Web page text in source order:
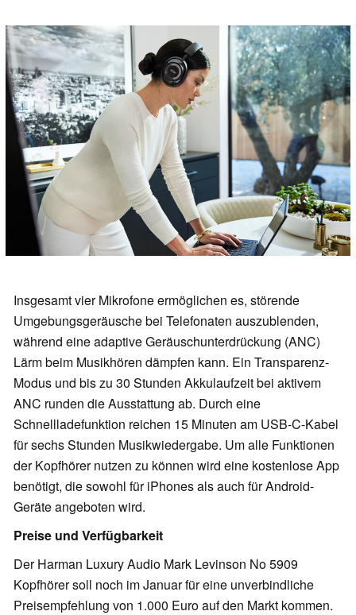
Insgesamt vier Mikrofone ermöglichen es, störende
Umgebungsgeräusche bei Telefonaten auszublenden,
während eine adaptive Geräuschunterdrückung (ANC)
Lärm beim Musikhören dämpfen kann. Ein Transparenz-
Modus und bis zu 30 Stunden Akkulaufzeit bei aktivem
ANC runden die Ausstattung ab. Durch eine
Schnellladefunktion reichen 15 Minuten am USB-C-Kabel
für sechs Stunden Musikwiedergabe. Um alle Funktionen
der Kopfhörer nutzen zu können wird eine kostenlose App
benötigt, die sowohl für iPhones als auch für Android-
Geräte angeboten wird.
Preise und Verfügbarkeit
Der Harman Luxury Audio Mark Levinson No 5909
Kopfhörer soll noch im Januar für eine unverbindliche
Preisempfehlung von 1.000 Euro auf den Markt kommen.